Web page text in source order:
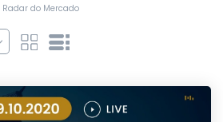
Radar do Mercado